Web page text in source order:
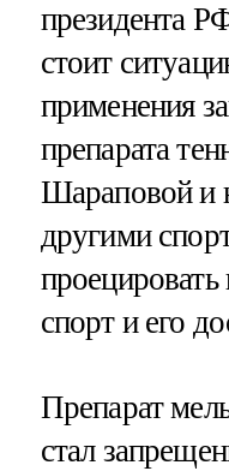
президента
стоит
применения
препарата
Шараповой и
другими
проецировать
спорт и его
Препарат
стал